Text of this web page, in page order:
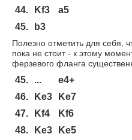
44.
Kf3
a5
45.
b3
Полезно отметить для себя,
пока не стоит - к этому
ферзевого фланга
45. ...
e4+
46.
Ke3
Ke7
47.
Kf4
Kf6
48.
Ke3 Ke5